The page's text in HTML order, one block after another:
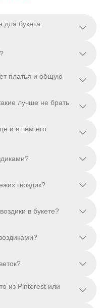
для букета
платья и общую
лучше не брать
и в чем его
гвоздик?
в букете?
из Pinterest или